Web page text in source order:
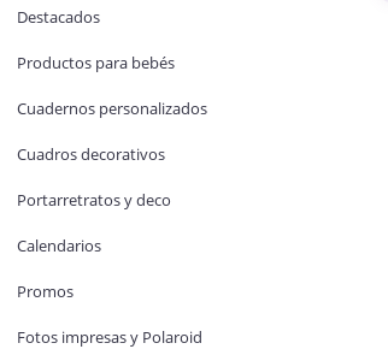
Destacados
Productos para bebés
Cuadernos personalizados
Cuadros decorativos
Portarretratos y deco
Calendarios
Promos
Fotos impresas y Polaroid